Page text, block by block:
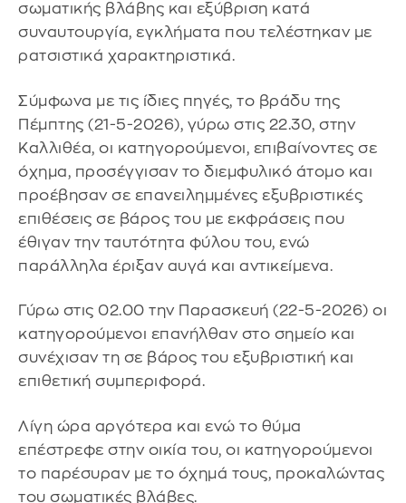
σωματικής βλάβης και εξύβριση κατά
συναυτουργία, εγκλήματα που τελέστηκαν με
ρατσιστικά χαρακτηριστικά.
Σύμφωνα με τις ίδιες πηγές, το βράδυ της
Πέμπτης (21-5-2026), γύρω στις 22.30, στην
Καλλιθέα, οι κατηγορούμενοι, επιβαίνοντες σε
όχημα, προσέγγισαν το διεμφυλικό άτομο και
προέβησαν σε επανειλημμένες εξυβριστικές
επιθέσεις σε βάρος του με εκφράσεις που
έθιγαν την ταυτότητα φύλου του, ενώ
παράλληλα έριξαν αυγά και αντικείμενα.
Γύρω στις 02.00 την Παρασκευή (22-5-2026) οι
κατηγορούμενοι επανήλθαν στο σημείο και
συνέχισαν τη σε βάρος του εξυβριστική και
επιθετική συμπεριφορά.
Λίγη ώρα αργότερα και ενώ το θύμα
επέστρεφε στην οικία του, οι κατηγορούμενοι
το παρέσυραν με το όχημά τους, προκαλώντας
του σωματικές βλάβες.